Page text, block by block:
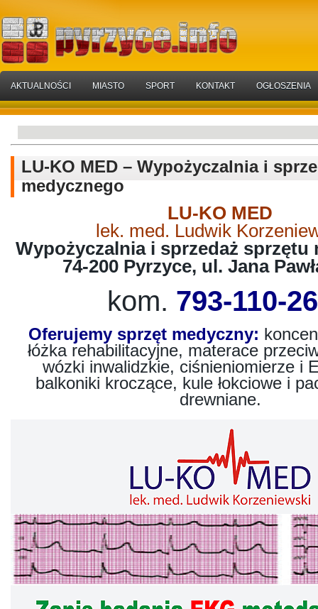
AKTUALNOŚCI MIASTO SPORT KONTAKT OGŁOSZENIA
LU-KO MED – Wypożyczalnia i
medycznego
LU-KO MED
lek. med. Ludwik
Wypożyczalnia i sprzedaż sprzętu
74-200 Pyrzyce, ul. Jana
kom. 793-110-
Oferujemy sprzęt medyczny:
łóżka rehabilitacyjne, materace
wózki inwalidzkie, ciśnieniomierze i
balkoniki kroczące, kule łokciowe i
drewniane.